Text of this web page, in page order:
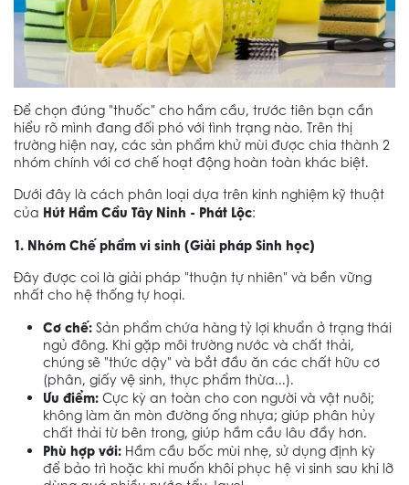
Để chọn đúng "thuốc" cho hầm cầu, trước tiên bạn cần
hiểu rõ mình đang đối phó với tình trạng nào. Trên thị
trường hiện nay, các sản phẩm khử mùi được chia thành 2
nhóm chính với cơ chế hoạt động hoàn toàn khác biệt.
Dưới đây là cách phân loại dựa trên kinh nghiệm kỹ thuật
của Hút Hầm Cầu Tây Ninh - Phát Lộc:
1. Nhóm Chế phẩm vi sinh (Giải pháp Sinh học)
Đây được coi là giải pháp "thuận tự nhiên" và bền vững
nhất cho hệ thống tự hoại.
Cơ chế: Sản phẩm chứa hàng tỷ lợi khuẩn ở trạng thái
ngủ đông. Khi gặp môi trường nước và chất thải,
chúng sẽ "thức dậy" và bắt đầu ăn các chất hữu cơ
(phân, giấy vệ sinh, thực phẩm thừa...).
Ưu điểm: Cực kỳ an toàn cho con người và vật nuôi;
không làm ăn mòn đường ống nhựa; giúp phân hủy
chất thải từ bên trong, giúp hầm cầu lâu đầy hơn.
Phù hợp với: Hầm cầu bốc mùi nhẹ, sử dụng định kỳ
để bảo trì hoặc khi muốn khôi phục hệ vi sinh sau khi lỡ